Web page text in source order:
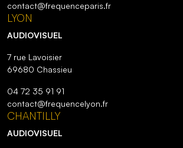
contact@frequenceparis.fr
LYON
AUDIOVISUEL
7 rue Lavoisier
69680 Chassieu
04 72 35 91 91
contact@frequencelyon.fr
CHANTILLY
AUDIOVISUEL